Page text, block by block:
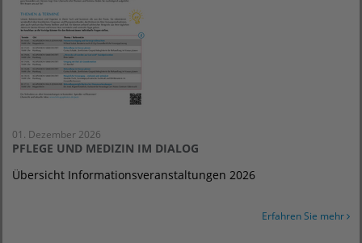
01. Dezember 2026
PFLEGE UND MEDIZIN IM DIALOG
Übersicht Informationsveranstaltungen 2026
Erfahren Sie mehr